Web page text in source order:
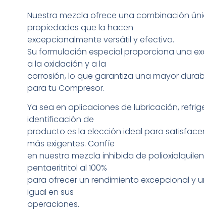
Nuestra mezcla ofrece una combinación
propiedades que la hacen
excepcionalmente versátil y efectiva.
Su formulación especial proporciona una
a la oxidación y a la
corrosión, lo que garantiza una mayor
para tu Compresor.
Ya sea en aplicaciones de lubricación,
identificación de
producto es la elección ideal para
más exigentes. Confíe
en nuestra mezcla inhibida de
pentaeritritol al 100%
para ofrecer un rendimiento excepcional y
igual en sus
operaciones.